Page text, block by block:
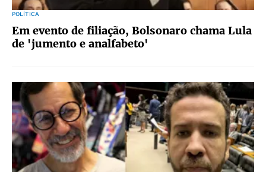
POLÍTICA
Em evento de filiação, Bolsonaro chama Lula
de 'jumento e analfabeto'